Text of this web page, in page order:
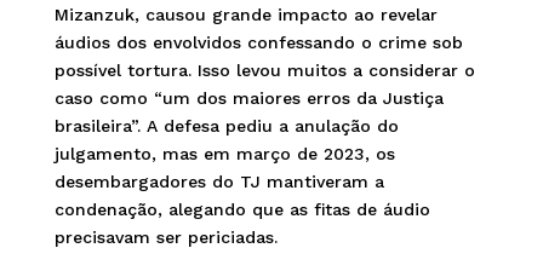
Mizanzuk, causou grande impacto ao revelar
áudios dos envolvidos confessando o crime sob
possível tortura. Isso levou muitos a considerar o
caso como “um dos maiores erros da Justiça
brasileira”. A defesa pediu a anulação do
julgamento, mas em março de 2023, os
desembargadores do TJ mantiveram a
condenação, alegando que as fitas de áudio
precisavam ser periciadas.